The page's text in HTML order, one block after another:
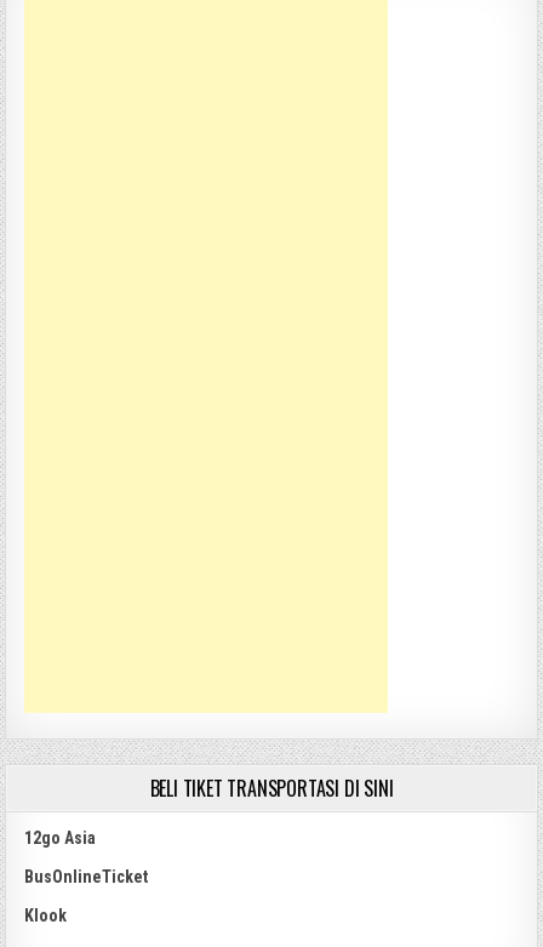
BELI TIKET TRANSPORTASI DI SINI
12go Asia
BusOnlineTicket
Klook